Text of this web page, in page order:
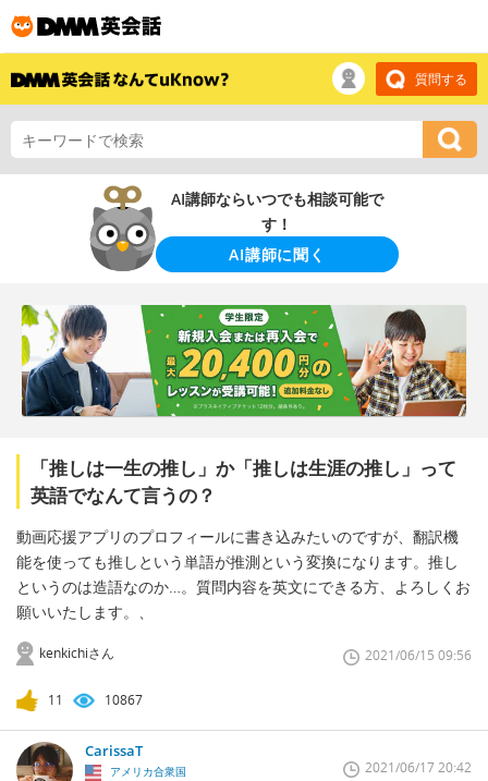
質問する
AI講師ならいつでも相談可能で
す！
AI講師に聞く
「推しは一生の推し」か「推しは生涯の推し」って
英語でなんて言うの？
動画応援アプリのプロフィールに書き込みたいのですが、翻訳機
能を使っても推しという単語が推測という変換になります。推し
というのは造語なのか…。質問内容を英文にできる方、よろしくお
願いいたします。、
kenkichiさん 2021/06/15 09:56
11 10867
CarissaT
アメリカ合衆国 2021/06/17 20:42